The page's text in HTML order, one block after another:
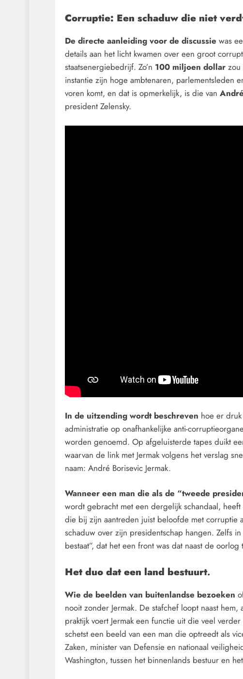
Corruptie: Een schaduw die niet
De directe aanleiding voor de discussie was
details aan het licht kwamen over een groot
staatsenergiebedrijf. Zo’n 100 miljoen dollar zou
instantie zijn hoge ambtenaren, parlementsleden
voren komt, en dat is opmerkelijk, is die van
president Zelensky.
In de uitzending wordt beschreven hoe er
administratie op onafhankelijke anti-
worden genoemd. Op afgeluisterde tapes duikt
waarvan de link met Jermak volgens het verslag
naam: André Borisevic Jermak.
Wanneer een man die als de “tweede
wordt gebracht met een dergelijk schandaal,
die bij zijn aantreden juist beloofde met corruptie
schaduw over zijn presidentschap hangen. Zelfs
bestaat”, dat het een front was dat naast de
Het duo dat een land bestuurt.
Wie de beelden van buitenlandse bezoeken
nooit zonder Jermak. De stafchef loopt naast
praktijk voert Jermak een functie uit die veel
schetst een beeld van een man die optreedt als
Zaken, minister van Defensie en nationaal
Washington, tussen het binnenlands bestuur en